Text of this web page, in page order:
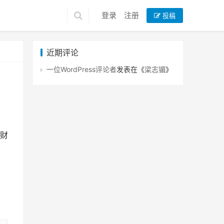
登录 注册 投稿
近期评论
一位WordPress评论者发表在《梁志镅》